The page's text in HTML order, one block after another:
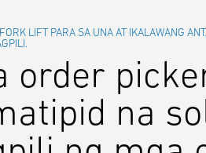
LIFT PARA SA UNA AT IKALAWANG
order
na